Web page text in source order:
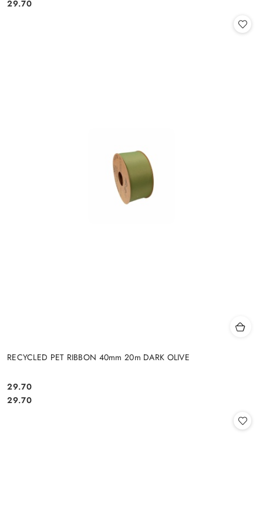
Cena:
29.70
RECYCLED PET RIBBON 40mm 20m DARK OLIVE
Cena:
29.70
Cena:
29.70